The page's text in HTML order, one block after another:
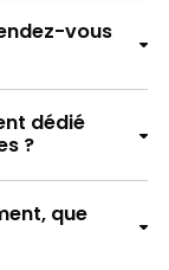
prenez,
vous
dédié
?
que